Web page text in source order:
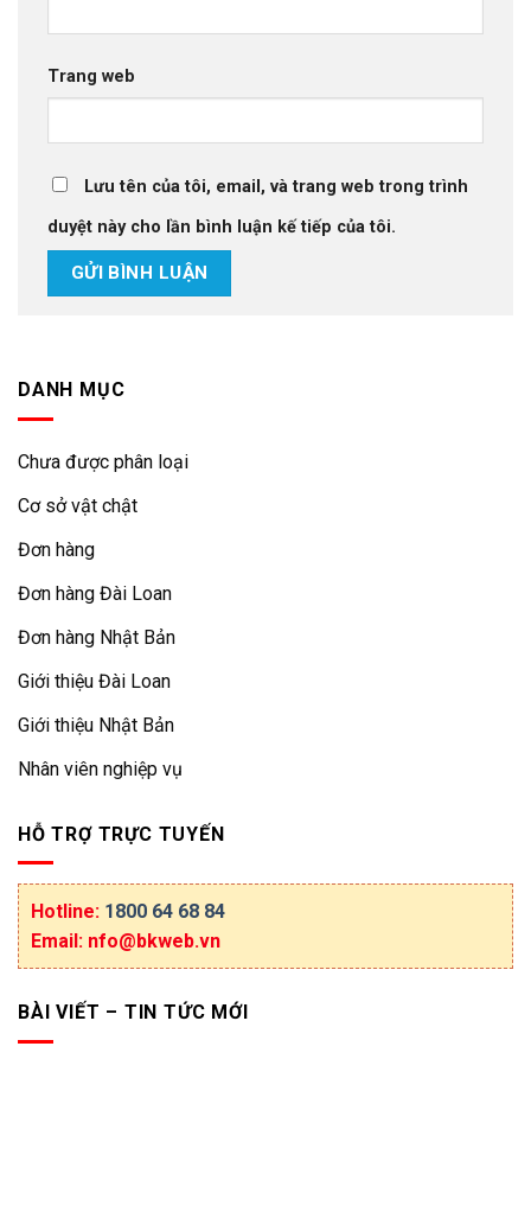
Trang web
Lưu tên của tôi, email, và trang web trong trình
duyệt này cho lần bình luận kế tiếp của tôi.
DANH MỤC
Chưa được phân loại
Cơ sở vật chật
Đơn hàng
Đơn hàng Đài Loan
Đơn hàng Nhật Bản
Giới thiệu Đài Loan
Giới thiệu Nhật Bản
Nhân viên nghiệp vụ
HỖ TRỢ TRỰC TUYẾN
Hotline: 1800 64 68 84
Email: nfo@bkweb.vn
BÀI VIẾT – TIN TỨC MỚI